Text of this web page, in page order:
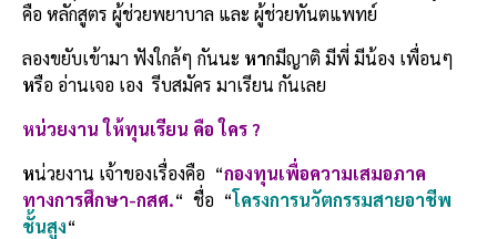
คือ หลักสูตร ผู้ช่วยพยาบาล และ ผู้ช่วยทันตแพทย์
ลองขยับเข้ามา ฟังใกล้ๆ กันนะ หากมีญาติ มีพี่ มีน้อง เพื่อนๆ
หรือ อ่านเจอ เอง รีบสมัคร มาเรียน กันเลย
หน่วยงาน ให้ทุนเรียน คือ ใคร?
หน่วยงาน เจ้าของเรื่องคือ “กองทุนเพื่อความเสมอภาค
ทางการศึกษา-กสศ.“ ชื่อ “โครงการนวัตกรรมสายอาชีพ
ชั้นสูง“